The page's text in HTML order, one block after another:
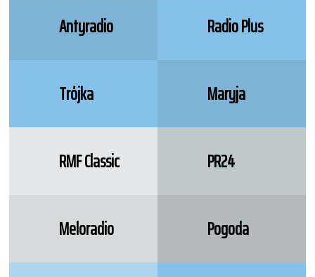
Antyradio Radio Plus
Trójka Maryja
RMF Classic PR24
Meloradio Pogoda